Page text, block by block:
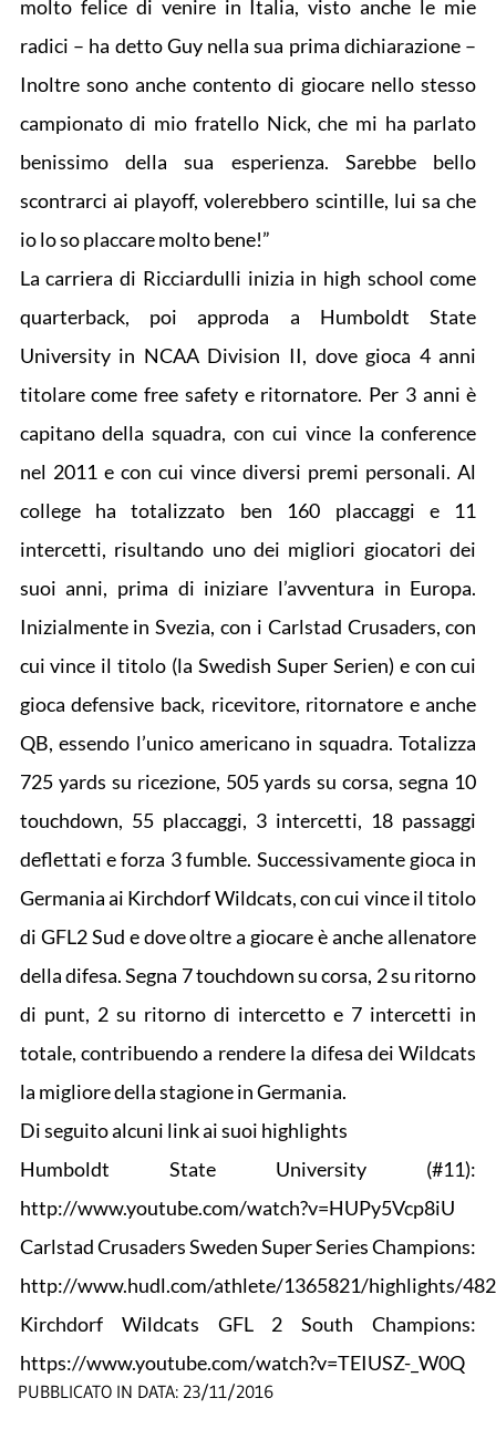
molto felice di venire in Italia, visto anche le mie
radici – ha detto Guy nella sua prima dichiarazione –
Inoltre sono anche contento di giocare nello stesso
campionato di mio fratello Nick, che mi ha parlato
benissimo della sua esperienza. Sarebbe bello
scontrarci ai playoff, volerebbero scintille, lui sa che
io lo so placcare molto bene!”
La carriera di Ricciardulli inizia in high school come
quarterback, poi approda a Humboldt State
University in NCAA Division II, dove gioca 4 anni
titolare come free safety e ritornatore. Per 3 anni è
capitano della squadra, con cui vince la conference
nel 2011 e con cui vince diversi premi personali. Al
college ha totalizzato ben 160 placcaggi e 11
intercetti, risultando uno dei migliori giocatori dei
suoi anni, prima di iniziare l’avventura in Europa.
Inizialmente in Svezia, con i Carlstad Crusaders, con
cui vince il titolo (la Swedish Super Serien) e con cui
gioca defensive back, ricevitore, ritornatore e anche
QB, essendo l’unico americano in squadra. Totalizza
725 yards su ricezione, 505 yards su corsa, segna 10
touchdown, 55 placcaggi, 3 intercetti, 18 passaggi
deflettati e forza 3 fumble. Successivamente gioca in
Germania ai Kirchdorf Wildcats, con cui vince il titolo
di GFL2 Sud e dove oltre a giocare è anche allenatore
della difesa. Segna 7 touchdown su corsa, 2 su ritorno
di punt, 2 su ritorno di intercetto e 7 intercetti in
totale, contribuendo a rendere la difesa dei Wildcats
la migliore della stagione in Germania.
Di seguito alcuni link ai suoi highlights
Humboldt State University (#11):
http://www.youtube.com/watch?v=HUPy5Vcp8iU
Carlstad Crusaders Sweden Super Series Champions:
http://www.hudl.com/athlete/1365821/highlights/
Kirchdorf Wildcats GFL 2 South Champions:
https://www.youtube.com/watch?v=TEIUSZ-_W0Q
PUBBLICATO IN DATA: 23/11/2016